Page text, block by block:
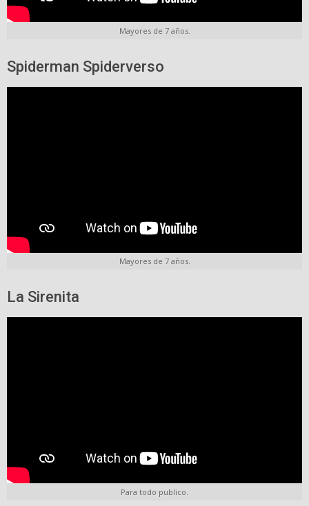
Mayores de 7 años.
Spiderman Spiderverso
Mayores de 7 años.
La Sirenita
Para todo publico.